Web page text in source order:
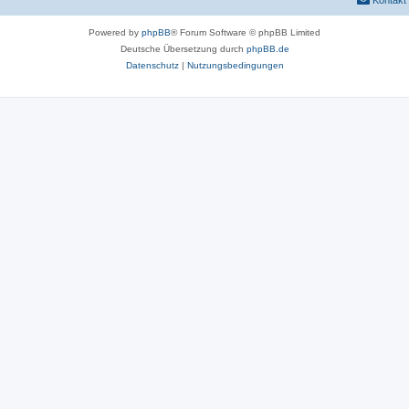
Powered by phpBB® Forum Software © phpBB Limited
Deutsche Übersetzung durch phpBB.de
Datenschutz| Nutzungsbedingungen